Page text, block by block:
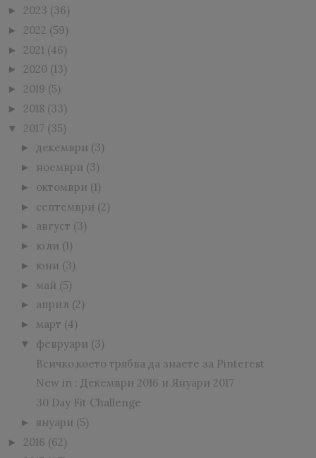
► 2023 (36)
► 2022 (59)
► 2021 (46)
► 2020 (13)
► 2019 (5)
► 2018 (33)
▼ 2017 (35)
► декември (3)
► ноември (3)
► октомври (1)
► септември (2)
► август (3)
► юли (1)
► юни (3)
► май (5)
► април (2)
► март (4)
▼ февруари (3)
Всичко,което трябва да знаете за Pinterest
New in : Декември 2016 и Януари 2017
30 Day Fit Challenge
► януари (5)
► 2016 (62)